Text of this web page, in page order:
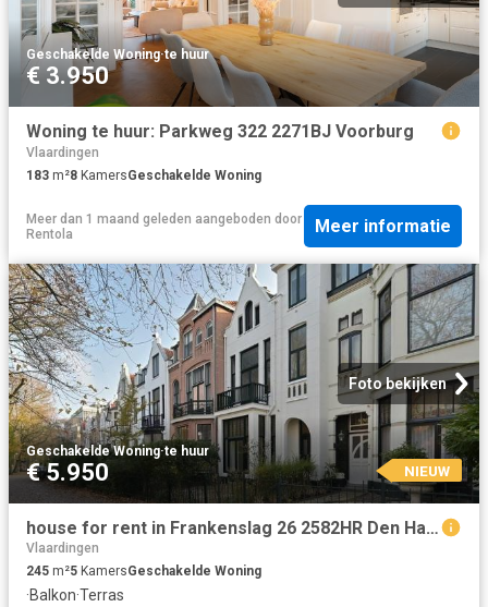
Geschakelde Woning·te huur
€ 3.950
Woning te huur: Parkweg 322 2271BJ Voorburg
Vlaardingen
183 m²8 KamersGeschakelde Woning
Meer dan 1 maand geleden aangeboden door
Rentola
Meer informatie
Foto bekijken
Geschakelde Woning·te huur
€ 5.950 NIEUW
house for rent in Frankenslag 26 2582HR Den Haag Statenkwartier Den Haag
Vlaardingen
245 m²5 KamersGeschakelde Woning
·Balkon·Terras